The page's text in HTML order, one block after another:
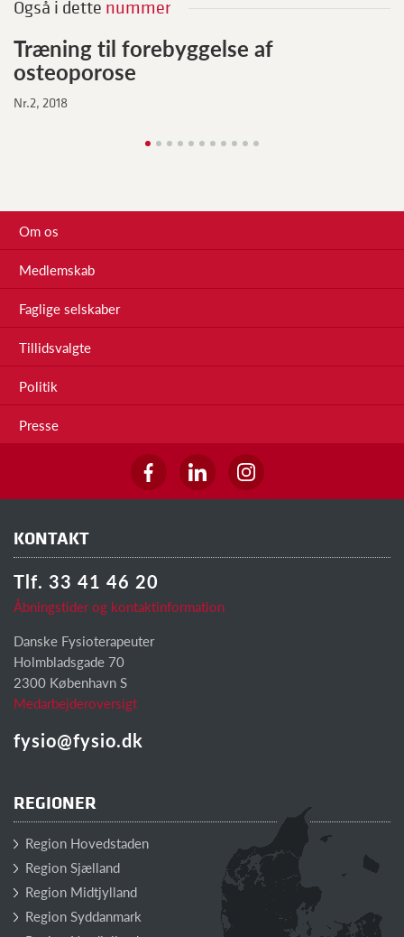
Også i dette nummer
Træning til forebyggelse af
osteoporose
Nr.2, 2018
Om os
Medlemskab
Faglige selskaber
Tillidsvalgte
Politik
Presse
KONTAKT
Tlf. 33 41 46 20
Åbningstider og kontaktinformation
Danske Fysioterapeuter
Holmbladsgade 70
2300 København S
Medarbejderoversigt
fysio@fysio.dk
REGIONER
Region Hovedstaden
Region Sjælland
Region Midtjylland
Region Syddanmark